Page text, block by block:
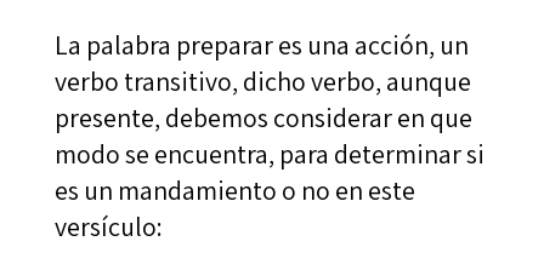
La palabra preparar es una acción, un
verbo transitivo, dicho verbo, aunque
presente, debemos considerar en que
modo se encuentra, para determinar si
es un mandamiento o no en este
versículo: